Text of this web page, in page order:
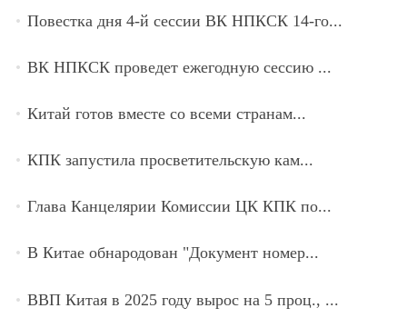
Повестка дня 4-й сессии ВК НПКСК 14-го...
ВК НПКСК проведет ежегодную сессию ...
Китай готов вместе со всеми странам...
КПК запустила просветительскую кам...
Глава Канцелярии Комиссии ЦК КПК по...
В Китае обнародован "Документ номер...
ВВП Китая в 2025 году вырос на 5 проц., ...